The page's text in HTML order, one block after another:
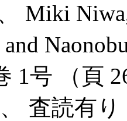
Miki
1号 （頁
査読有